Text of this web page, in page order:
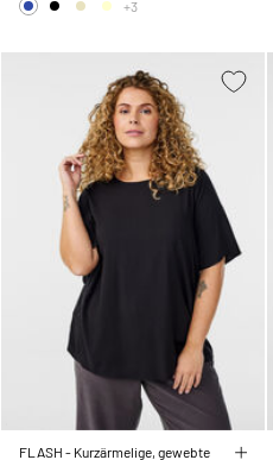
+3
FLASH - Kurzärmelige, gewebte